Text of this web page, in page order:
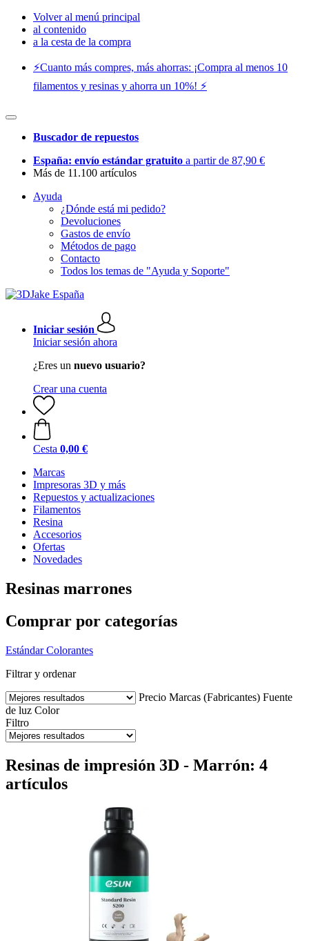
Volver al menú principal
al contenido
a la cesta de la compra
⚡️Cuanto más compres, más ahorras: ¡Compra al menos 10
filamentos y resinas y ahorra un 10%! ⚡️
Buscador de repuestos
España: envío estándar gratuito a partir de 87,90 €
Más de 11.100 artículos
Ayuda
¿Dónde está mi pedido?
Devoluciones
Gastos de envío
Métodos de pago
Contacto
Todos los temas de "Ayuda y Soporte"
Iniciar sesión
Iniciar sesión ahora
¿Eres un nuevo usuario?
Crear una cuenta
Cesta 0,00 €
Marcas
Impresoras 3D y más
Repuestos y actualizaciones
Filamentos
Resina
Accesorios
Ofertas
Novedades
Resinas marrones
Comprar por categorías
Estándar Colorantes
Filtrar y ordenar
Precio Marcas (Fabricantes) Fuente
de luz Color
Filtro
Resinas de impresión 3D - Marrón: 4
artículos